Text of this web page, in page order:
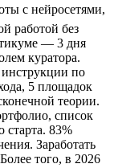
с нейросетями,
работой без
— 3 дня
куратора.
по
5 площадок
теории.
список
старта. 83%
Заработать
того, в 2026